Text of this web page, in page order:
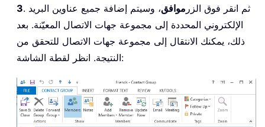
3 . ثم انقر فوق الزر موافق، وسيتم إضافة جميع عناوين البريد
الإلكتروني المحددة إلى مجموعة جهات الاتصال المعيّنة. بعد
ذلك، يمكنك الانتقال إلى مجموعة جهات الاتصال للتحقق من
النتيجة. انظر لقطة الشاشة: